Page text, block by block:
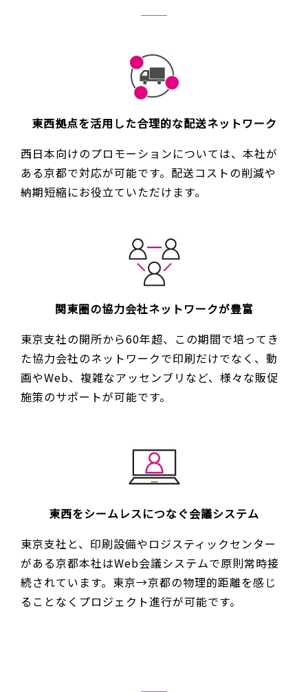
東西拠点を活用した合理的な配送ネットワーク
西日本向けのプロモーションについては、本社が
ある京都で対応が可能です。配送コストの削減や
納期短縮にお役立ていただけます。
関東圏の協力会社ネットワークが豊富
東京支社の開所から60年超、この期間で培ってき
た協力会社のネットワークで印刷だけでなく、動
画やWeb、複雑なアッセンブリなど、様々な販促
施策のサポートが可能です。
東西をシームレスにつなぐ会議システム
東京支社と、印刷設備やロジスティックセンター
がある京都本社はWeb会議システムで原則常時接
続されています。東京→京都の物理的距離を感じ
ることなくプロジェクト進行が可能です。